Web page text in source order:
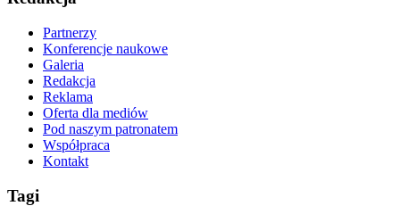
Partnerzy
Konferencje naukowe
Galeria
Redakcja
Reklama
Oferta dla mediów
Pod naszym patronatem
Współpraca
Kontakt
Tagi